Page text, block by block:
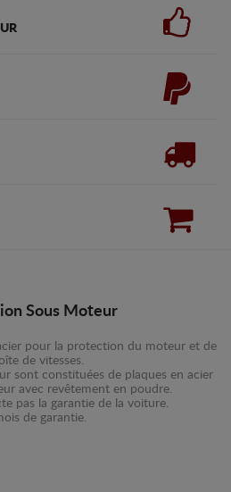
Sous Moteur
pour la protection du moteur et de
de vitesses.
sont constituées de plaques en acier
avec revêtement en poudre.
pas la garantie de la voiture.
de garantie.